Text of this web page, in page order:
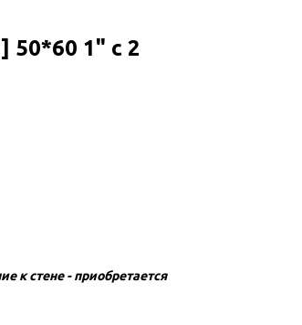
50*60 1" с 2
к стене - приобретается